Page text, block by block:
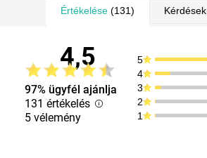
Értékelése (131) Kérdések
4,5
97% ügyfél ajánlja
131 értékelés
5 vélemény
5
4
3
2
1